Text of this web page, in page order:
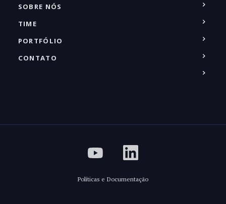
SOBRE NÓS
TIME
PORTFÓLIO
CONTATO
Políticas e Documentação